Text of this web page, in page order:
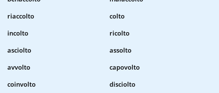
riaccolto
colto
incolto
ricolto
asciolto
assolto
avvolto
capovolto
coinvolto
disciolto